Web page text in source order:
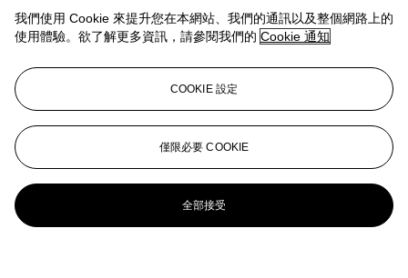
我們使用 Cookie 來提升您在本網站、我們的通訊以及整個網路上的
使用體驗。欲了解更多資訊，請參閱我們的 Cookie 通知
COOKIE 設定
僅限必要 COOKIE
全部接受